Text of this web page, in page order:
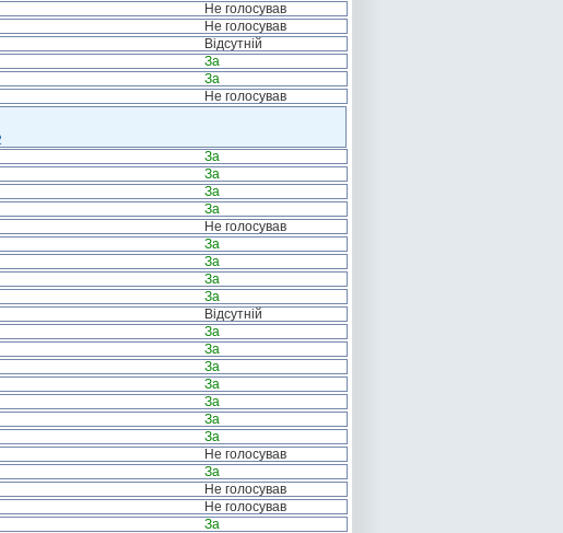
Не голосував
Не голосував
Відсутній
За
За
Не голосував
За
За
За
За
Не голосував
За
За
За
За
Відсутній
За
За
За
За
За
За
За
Не голосував
За
Не голосував
Не голосував
За